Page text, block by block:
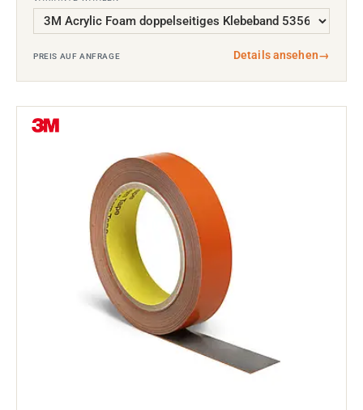
PREIS AUF ANFRAGE Details ansehen→